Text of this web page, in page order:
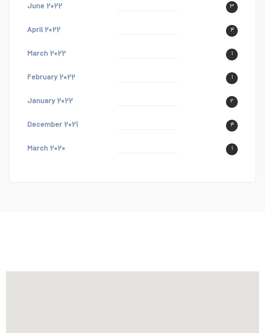
June ۲۰۲۲ ۳
April ۲۰۲۲ ۴
March ۲۰۲۲ ۱
February ۲۰۲۲ ۱
January ۲۰۲۲ ۲
December ۲۰۲۱ ۴
March ۲۰۲۰ ۱